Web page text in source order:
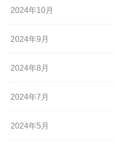
2024年10月
2024年9月
2024年8月
2024年7月
2024年5月